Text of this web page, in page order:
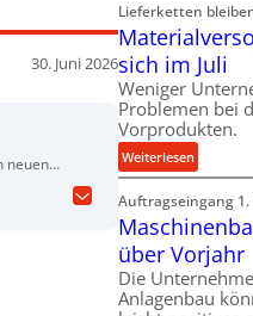
30. Juni 2026
neuen
Lieferketten
sich im Juli
Weniger
Problemen bei
Vorprodukten.
Weiterlesen:
M
a
t
r
Auftragseingang
über Vorjahr
Die
Anlagenbau